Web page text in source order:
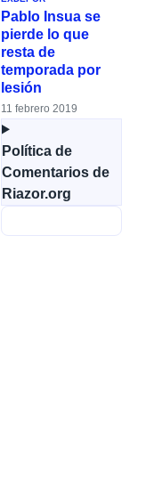
Pablo Insua se
pierde lo que
resta de
temporada por
lesión
11 febrero 2019
Política de
Comentarios de
Riazor.org